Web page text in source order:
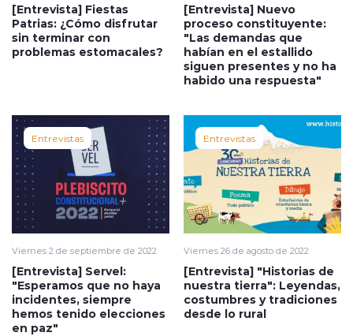
[Entrevista] Fiestas
Patrias: ¿Cómo disfrutar
sin terminar con
problemas estomacales?
[Entrevista] Nuevo
proceso constituyente:
"Las demandas que
habían en el estallido
siguen presentes y no ha
habido una respuesta"
Entrevistas
Viernes 2 de septiembre de 2022
[Entrevista] Servel:
"Esperamos que no haya
incidentes, siempre
hemos tenido elecciones
en paz"
Entrevistas
Viernes 26 de agosto de 2022
[Entrevista] "Historias de
nuestra tierra": Leyendas,
costumbres y tradiciones
desde lo rural